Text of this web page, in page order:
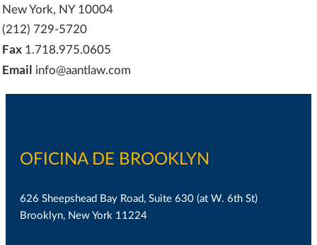
New York, NY 10004
(212) 729-5720
Fax 1.718.975.0605
Email info@aantlaw.com
OFICINA DE BROOKLYN
626 Sheepshead Bay Road, Suite 630 (at W. 6th St)
Brooklyn, New York 11224